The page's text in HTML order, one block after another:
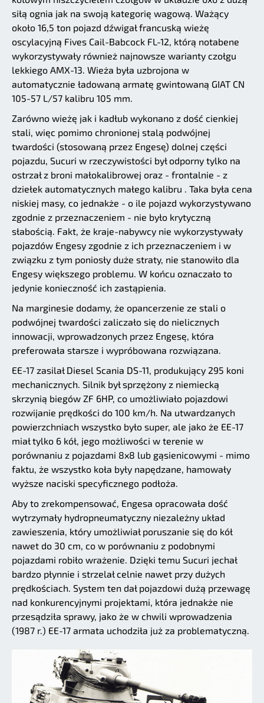
siłą ognia jak na swoją kategorię wagową. Ważący
około 16,5 ton pojazd dźwigał francuską wieżę
oscylacyjną Fives Cail-Babcock FL-12, którą notabene
wykorzystywały również najnowsze warianty czołgu
lekkiego AMX-13. Wieża była uzbrojona w
automatycznie ładowaną armatę gwintowaną GIAT CN
105-57 L/57 kalibru 105 mm.
Zarówno wieżę jak i kadłub wykonano z dość cienkiej
stali, więc pomimo chronionej stalą podwójnej
twardości (stosowaną przez Engesę) dolnej części
pojazdu, Sucuri w rzeczywistości był odporny tylko na
ostrzał z broni małokalibrowej oraz - frontalnie - z
dziełek automatycznych małego kalibru . Taka była cena
niskiej masy, co jednakże - o ile pojazd wykorzystywano
zgodnie z przeznaczeniem - nie było krytyczną
słabością. Fakt, że kraje-nabywcy nie wykorzystywały
pojazdów Engesy zgodnie z ich przeznaczeniem i w
związku z tym poniosły duże straty, nie stanowiło dla
Engesy większego problemu. W końcu oznaczało to
jedynie konieczność ich zastąpienia.
Na marginesie dodamy, że opancerzenie ze stali o
podwójnej twardości zaliczało się do nielicznych
innowacji, wprowadzonych przez Engesę, która
preferowała starsze i wypróbowana rozwiązana.
EE-17 zasilał Diesel Scania DS-11, produkujący 295 koni
mechanicznych. Silnik był sprzężony z niemiecką
skrzynią biegów ZF 6HP, co umożliwiało pojazdowi
rozwijanie prędkości do 100 km/h. Na utwardzanych
powierzchniach wszystko było super, ale jako że EE-17
miał tylko 6 kół, jego możliwości w terenie w
porównaniu z pojazdami 8x8 lub gąsienicowymi - mimo
faktu, że wszystko koła były napędzane, hamowały
wyższe naciski specyficznego podłoża.
Aby to zrekompensować, Engesa opracowała dość
wytrzymały hydropneumatyczny niezależny układ
zawieszenia, który umożliwiał poruszanie się do kół
nawet do 30 cm, co w porównaniu z podobnymi
pojazdami robiło wrażenie. Dzięki temu Sucuri jechał
bardzo płynnie i strzelał celnie nawet przy dużych
prędkościach. System ten dał pojazdowi dużą przewagę
nad konkurencyjnymi projektami, która jednakże nie
przesądziła sprawy, jako że w chwili wprowadzenia
(1987 r.) EE-17 armata uchodziła już za problematyczną.